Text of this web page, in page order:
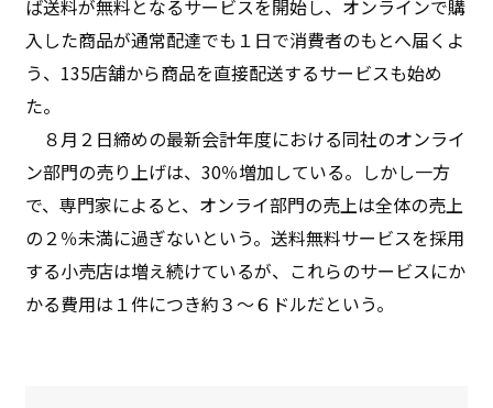
ば送料が無料となるサービスを開始し、オンラインで購
入した商品が通常配達でも１日で消費者のもとへ届くよ
う、135店舗から商品を直接配送するサービスも始め
た。
８月２日締めの最新会計年度における同社のオンライ
ン部門の売り上げは、30％増加している。しかし一方
で、専門家によると、オンライ部門の売上は全体の売上
の２％未満に過ぎないという。送料無料サービスを採用
する小売店は増え続けているが、これらのサービスにか
かる費用は１件につき約３～６ドルだという。